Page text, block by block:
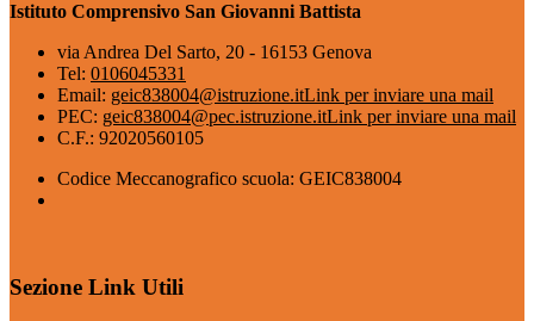
Istituto Comprensivo San Giovanni Battista
via Andrea Del Sarto, 20 - 16153 Genova
Tel: 0106045331
Email: geic838004@istruzione.itLink per inviare una mail
PEC: geic838004@pec.istruzione.itLink per inviare una mail
C.F.: 92020560105
Codice Meccanografico scuola: GEIC838004
Sezione Link Utili